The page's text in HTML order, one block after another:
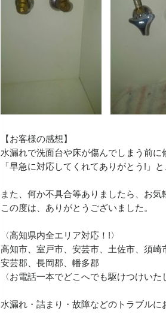
【お客様の感想】
水漏れで洗面台や床が傷んでしまう前に
「早急に対応してくれてありがとう!」
また、何か不具合等ありましたら、お気
この度は、ありがとうございました。
〈高知県内全エリア対応！!〉
高知市、室戸市、安芸市、土佐市、須崎
安芸郡、長岡郡、幡多郡
〈お電話一本でどこへでも駆けつけいた
水漏れ・詰まり・故障などのトラブル